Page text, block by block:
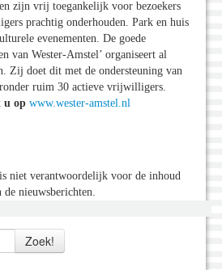
zijn vrij toegankelijk voor bezoekers
prachtig onderhouden. Park en huis
evenementen. De goede
van Wester-Amstel’ organiseert al
Zij doet dit met de ondersteuning van
ruim 30 actieve vrijwilligers.
u op www.wester-amstel.nl
niet verantwoordelijk voor de inhoud
de nieuwsberichten.